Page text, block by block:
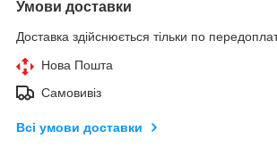
Умови доставки
Доставка здійснюється тільки по
Нова Пошта
Самовивіз
Всі умови доставки